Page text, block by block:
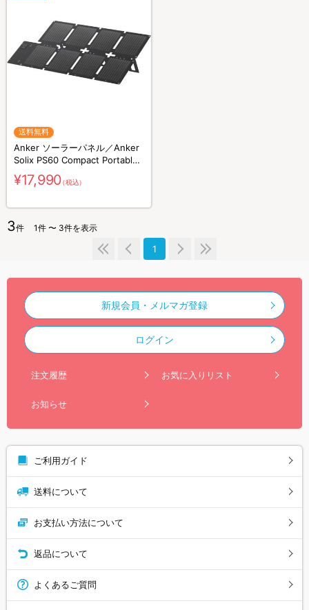
送料無料
Anker ソーラーパネル／Anker
Solix PS60 Compact Portable
Solar Panel／60W／防災グッズ
／災害対策
¥17,990（税込）
3件 1件 〜 3件を表示
1
新規会員・メルマガ登録
ログイン
注文履歴 お気に入りリスト
お知らせ
ご利用ガイド
送料について
お支払い方法について
返品について
よくあるご質問